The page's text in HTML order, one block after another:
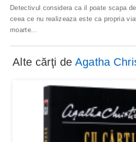
Detectivul considera ca il poate scapa
ceea ce nu realizeaza este ca propria
moarte...
Alte cărţi de Agatha